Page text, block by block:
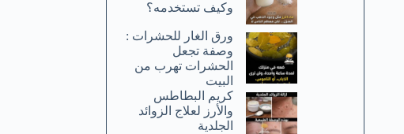
وكيف تستخدمه؟
ورق الغار للحشرات :
وصفة تجعل
الحشرات تهرب من
البيت
كريم البطاطس
والأرز لعلاج الزوائد
الجلدية